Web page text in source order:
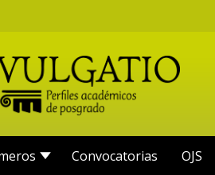
Convocatorias OJS